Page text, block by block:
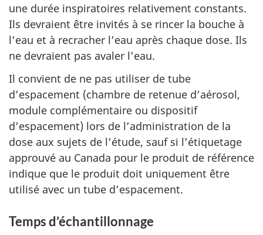
une durée inspiratoires relativement constants.
Ils devraient être invités à se rincer la bouche à
l’eau et à recracher l’eau après chaque dose. Ils
ne devraient pas avaler l’eau.
Il convient de ne pas utiliser de tube
d’espacement (chambre de retenue d’aérosol,
module complémentaire ou dispositif
d’espacement) lors de l’administration de la
dose aux sujets de l’étude, sauf si l’étiquetage
approuvé au Canada pour le produit de référence
indique que le produit doit uniquement être
utilisé avec un tube d’espacement.
Temps d’échantillonnage